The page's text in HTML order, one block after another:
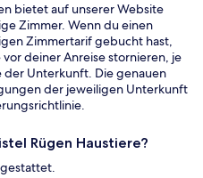
bietet auf unserer Website
Zimmer. Wenn du einen
Zimmertarif gebucht hast,
deiner Anreise stornieren, je
der Unterkunft. Die genauen
der jeweiligen Unterkunft
Rügen Haustiere?